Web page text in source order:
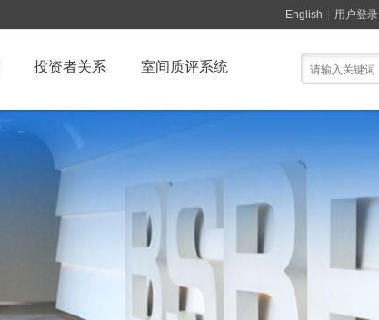
English 用户登录
投资者关系 室间质评系统